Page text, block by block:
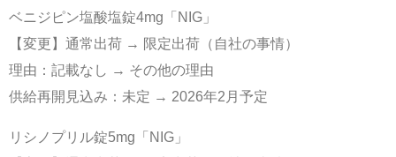
ベニジピン塩酸塩錠4mg「NIG」
【変更】通常出荷 → 限定出荷（自社の事情）
理由：記載なし → その他の理由
供給再開見込み：未定 → 2026年2月予定
リシノプリル錠5mg「NIG」